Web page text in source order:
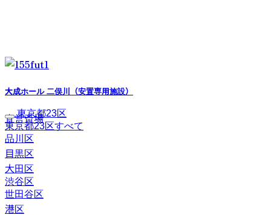
大成ホール 二俣川（安置専用施設）
直営斎場
東京都23区
東京都23区すべて
品川区
目黒区
大田区
渋谷区
世田谷区
港区